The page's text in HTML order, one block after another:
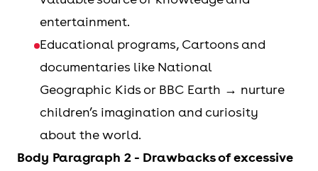
entertainment.
Educational programs, Cartoons and
documentaries like National
Geographic Kids or BBC Earth → nurture
children’s imagination and curiosity
about the world.
Body Paragraph 2 - Drawbacks of excessive